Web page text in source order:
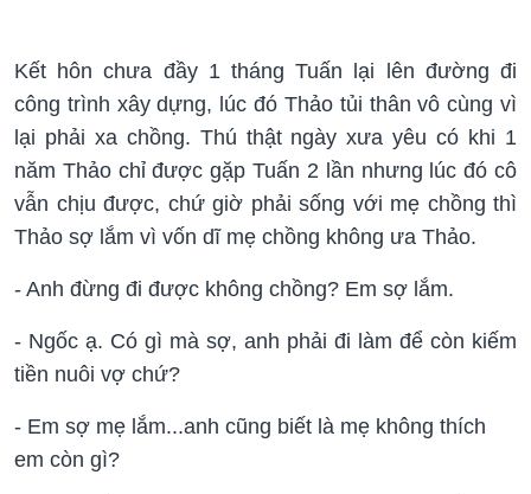
Kết hôn chưa đầy 1 tháng Tuấn lại lên đường đi
công trình xây dựng, lúc đó Thảo tủi thân vô cùng vì
lại phải xa chồng. Thú thật ngày xưa yêu có khi 1
năm Thảo chỉ được gặp Tuấn 2 lần nhưng lúc đó cô
vẫn chịu được, chứ giờ phải sống với mẹ chồng thì
Thảo sợ lắm vì vốn dĩ mẹ chồng không ưa Thảo.
- Anh đừng đi được không chồng? Em sợ lắm.
- Ngốc ạ. Có gì mà sợ, anh phải đi làm để còn kiếm
tiền nuôi vợ chứ?
- Em sợ mẹ lắm...anh cũng biết là mẹ không thích
em còn gì?